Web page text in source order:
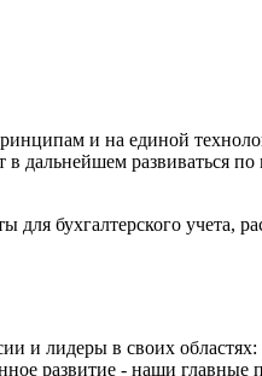
и на единой
дальнейшем развиваться
бухгалтерского учета,
лидеры в своих областях:
развитие - наши